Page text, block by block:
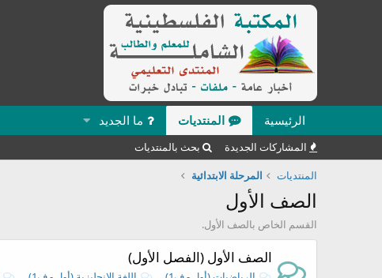
الرئيسية المنتديات ما الجديد
المشاركات الجديدة
بحث بالمنتديات
المنتديات
المرحلة الابتدائية
الصف الأول
القسم الخاص بالصف الأول.
الصف الأول (الفصل الأول)